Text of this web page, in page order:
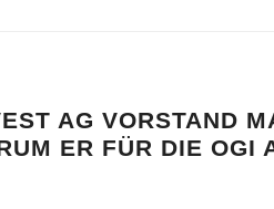
AG VORSTAND
ER FÜR DIE OGI